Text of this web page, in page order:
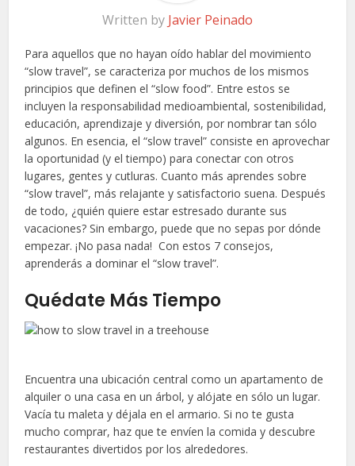
Written by Javier Peinado
Para aquellos que no hayan oído hablar del movimiento
“slow travel”, se caracteriza por muchos de los mismos
principios que definen el “slow food”. Entre estos se
incluyen la responsabilidad medioambiental, sostenibilidad,
educación, aprendizaje y diversión, por nombrar tan sólo
algunos. En esencia, el “slow travel” consiste en aprovechar
la oportunidad (y el tiempo) para conectar con otros
lugares, gentes y cutluras. Cuanto más aprendes sobre
“slow travel”, más relajante y satisfactorio suena. Después
de todo, ¿quién quiere estar estresado durante sus
vacaciones? Sin embargo, puede que no sepas por dónde
empezar. ¡No pasa nada! Con estos 7 consejos,
aprenderás a dominar el “slow travel”.
Quédate Más Tiempo
Encuentra una ubicación central como un apartamento de
alquiler o una casa en un árbol, y alójate en sólo un lugar.
Vacía tu maleta y déjala en el armario. Si no te gusta
mucho comprar, haz que te envíen la comida y descubre
restaurantes divertidos por los alrededores.